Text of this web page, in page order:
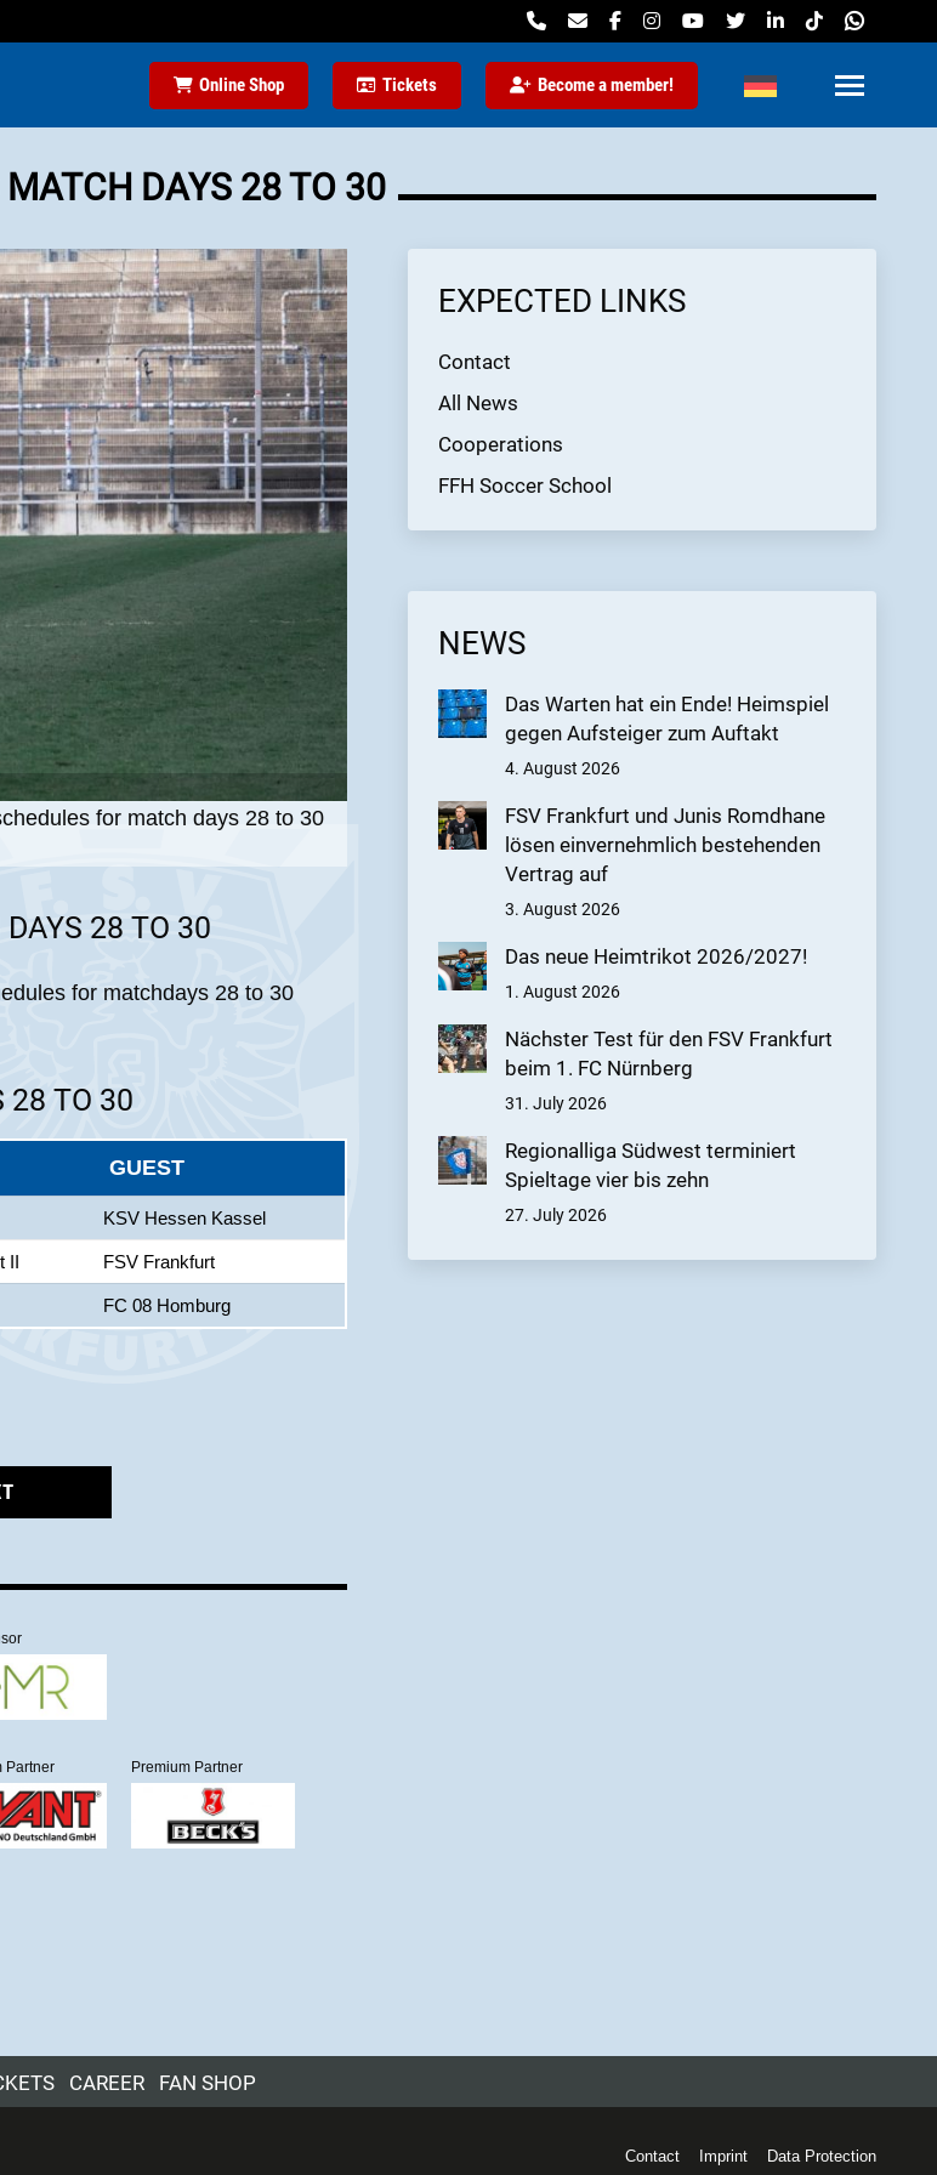
Online Shop Tickets Become a member!
MATCH DAYS 28 TO 30
for match days 28 to 30
DAYS 28 TO 30
for matchdays 28 to 30
28 TO 30
GUEST
KSV Hessen Kassel
II FSV Frankfurt
FC 08 Homburg
Partner Premium Partner
EXPECTED LINKS
Contact
All News
Cooperations
FFH Soccer School
NEWS
Das Warten hat ein Ende! Heimspiel
gegen Aufsteiger zum Auftakt
4. August 2026
FSV Frankfurt und Junis Romdhane
lösen einvernehmlich bestehenden
Vertrag auf
3. August 2026
Das neue Heimtrikot 2026/2027!
1. August 2026
Nächster Test für den FSV Frankfurt
beim 1. FC Nürnberg
31. July 2026
Regionalliga Südwest terminiert
Spieltage vier bis zehn
27. July 2026
CAREER FAN SHOP
Contact Imprint Data Protection